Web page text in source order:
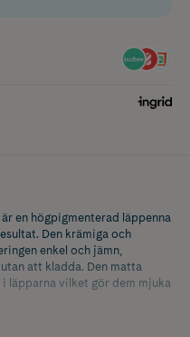
en högpigmenterad läppenna
Den krämiga och
enkel och jämn,
att kladda. Den matta
läpparna vilket gör dem mjuka